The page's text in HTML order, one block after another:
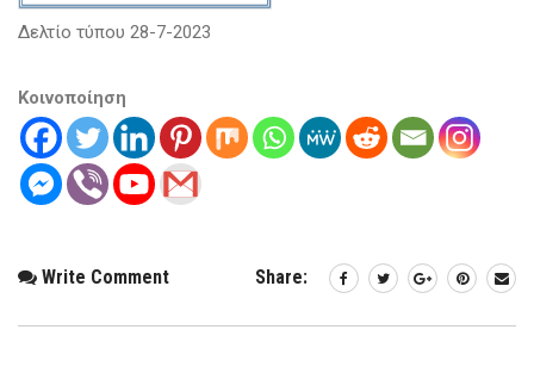
Δελτίο τύπου 28-7-2023
Κοινοποίηση
Write Comment Share: